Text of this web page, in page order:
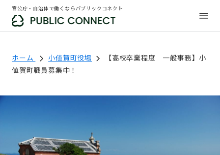
官公庁・自治体で働くならパブリックコネクト
ホーム 小値賀町役場
【高校卒業程度 一般事務】小
値賀町職員募集中！